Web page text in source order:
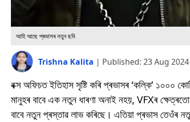
আহি আছে প্ৰভাসৰ নতুন ছবি
Trishna Kalita | Published: 23 Aug
বক্স অফিচত ইতিহাস সৃষ্টি কৰি প্ৰভাসৰ ‘কল্কি’ ১০০০
মানুহৰ বাবে এক নতুন ধাৰণা অনাই নহয়, VFXৰ
বাবে নতুন প্ৰস্তাৱ লাভ কৰিছে। এতিয়া প্ৰভাস তেওঁৰ